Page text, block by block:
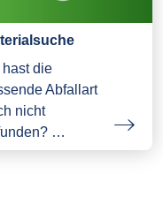
hast die
Abfallart
nicht
…